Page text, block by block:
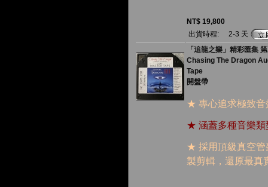
NT$ 19,800
出貨時程:
2-3 天
「追龍之樂」精彩匯集
Chasing The Dragon
Tape
開盤帶
★ 專心追求極致音
★ 涵蓋多種音樂類
★ 採用頂級真空管
製剪輯，還原最真